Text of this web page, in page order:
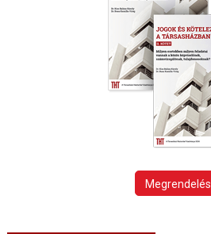
Megrendelés